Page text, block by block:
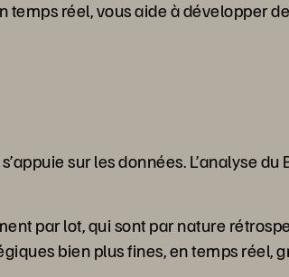
réel, vous aide à développer
sur les données. L’analyse
par lot, qui sont par nature
bien plus fines, en temps